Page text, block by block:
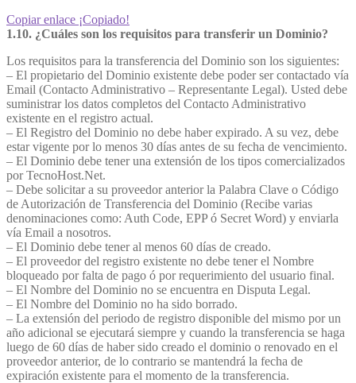
Copiar enlace ¡Copiado!
1.10. ¿Cuáles son los requisitos para transferir un Dominio?
Los requisitos para la transferencia del Dominio son los siguientes:
– El propietario del Dominio existente debe poder ser contactado vía
Email (Contacto Administrativo – Representante Legal). Usted debe
suministrar los datos completos del Contacto Administrativo
existente en el registro actual.
– El Registro del Dominio no debe haber expirado. A su vez, debe
estar vigente por lo menos 30 días antes de su fecha de vencimiento.
– El Dominio debe tener una extensión de los tipos comercializados
por TecnoHost.Net.
– Debe solicitar a su proveedor anterior la Palabra Clave o Código
de Autorización de Transferencia del Dominio (Recibe varias
denominaciones como: Auth Code, EPP ó Secret Word) y enviarla
vía Email a nosotros.
– El Dominio debe tener al menos 60 días de creado.
– El proveedor del registro existente no debe tener el Nombre
bloqueado por falta de pago ó por requerimiento del usuario final.
– El Nombre del Dominio no se encuentra en Disputa Legal.
– El Nombre del Dominio no ha sido borrado.
– La extensión del periodo de registro disponible del mismo por un
año adicional se ejecutará siempre y cuando la transferencia se haga
luego de 60 días de haber sido creado el dominio o renovado en el
proveedor anterior, de lo contrario se mantendrá la fecha de
expiración existente para el momento de la transferencia.